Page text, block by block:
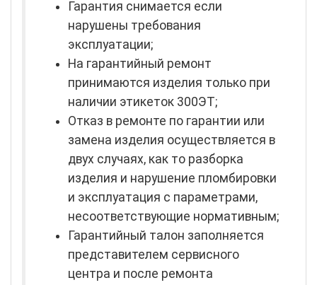
Гарантия снимается если
нарушены требования
эксплуатации;
На гарантийный ремонт
принимаются изделия только при
наличии этикеток 300ЭТ;
Отказ в ремонте по гарантии или
замена изделия осуществляется в
двух случаях, как то разборка
изделия и нарушение пломбировки
и эксплуатация с параметрами,
несоответствующие нормативным;
Гарантийный талон заполняется
представителем сервисного
центра и после ремонта